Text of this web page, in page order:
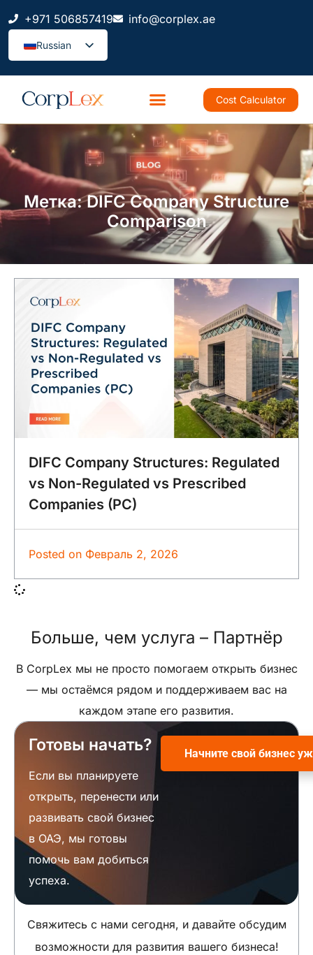
+971 506857419 info@corplex.ae
Russian
Cost Calculator
Метка: DIFC Company Structure
Comparison
DIFC Company Structures: Regulated
vs Non-Regulated vs Prescribed
Companies (PC)
Posted on Февраль 2, 2026
Больше, чем услуга – Партнёр
В CorpLex мы не просто помогаем открыть бизнес
— мы остаёмся рядом и поддерживаем вас на
каждом этапе его развития.
Готовы начать?
Если вы планируете
открыть, перенести или
развивать свой бизнес
в ОАЭ, мы готовы
помочь вам добиться
успеха.
Начните свой бизнес
Свяжитесь с нами сегодня, и давайте обсудим
возможности для развития вашего бизнеса!